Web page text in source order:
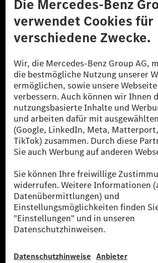
© 2026 Mercedes-Benz Group AG. Alle Rechte
reduzierte CO₂-Emissionen bei der Mercedes-Benz
zertifizierte Ausgleichsprojekte kompensiert werden.
[2] Renewable Charging ist ein integraler Bestandteil
Public in Europa, den USA, Kanada und China.
Ladestation noch kein Strom aus erneuerbaren
verwendet Renewable Charging
sicher, dass für Ladevorgänge über MB.CHARGE
Strommenge aus erneuerbaren Energien ins
Sie stammen ausschließlich aus Wind- und
als sechs Jahre sind.
* Inkl. EKOenergy Ökolabel
* Die angegebenen Werte wurden nach dem
Messverfahren WLTP (Worldwide harmonised Light
Procedure) ermittelt. Die angegebenen Spannweiten
den europäischen Markt. Der Energieverbrauch und
eines Pkw sind nicht nur von der effizienten
bzw. des Energieträgers durch den Pkw, sondern
anderen nichttechnischen Faktoren abhängig.
** Der Stromverbrauch wurde auf der Grundlage der